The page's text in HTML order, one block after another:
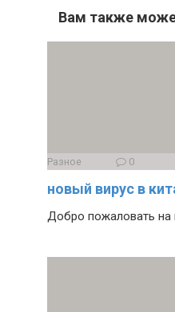
Вам также
Разное 0
новый вирус в
Добро пожаловать на